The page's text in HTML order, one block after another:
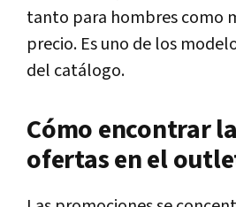
tanto para hombres como
precio. Es uno de los
del catálogo.
Cómo encontrar
ofertas en el